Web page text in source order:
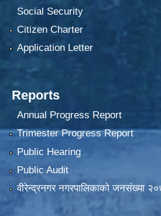
Social Security
Citizen Charter
Application Letter
Reports
Annual Progress Report
Trimester Progress Report
Public Hearing
Public Audit
वीरेन्द्रनगर नगरपालिकाकाे जनसंख्या